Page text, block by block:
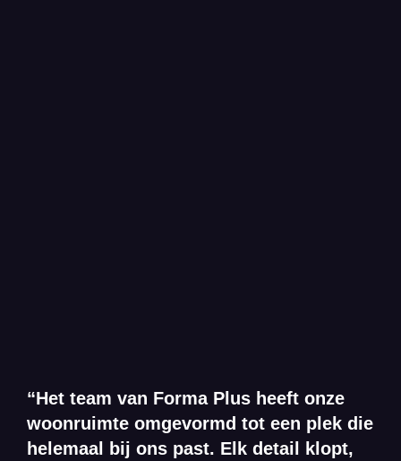
“Het team van Forma Plus heeft onze
woonruimte omgevormd tot een plek die
helemaal bij ons past. Elk detail klopt,